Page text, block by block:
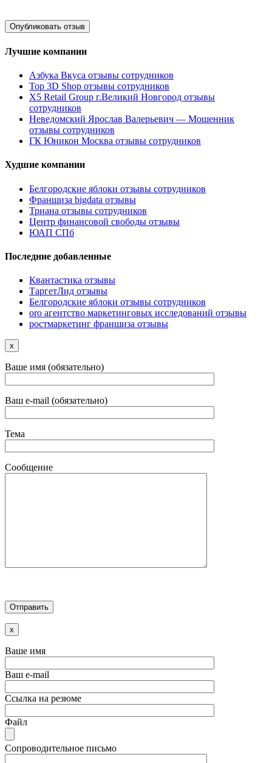
Лучшие компании
Азбука Вкуса отзывы сотрудников
Top 3D Shop отзывы сотрудников
X5 Retail Group г.Великий Новгород отзывы
сотрудников
Неведомский Ярослав Валерьевич — Мошенник
отзывы сотрудников
ГК Юникон Москва отзывы сотрудников
Худшие компании
Белгородские яблоки отзывы сотрудников
Франшиза bigdata отзывы
Триана отзывы сотрудников
Центр финансовой свободы отзывы
ЮАП СПб
Последние добавленные
Квантастика отзывы
ТаргетЛид отзывы
Белгородские яблоки отзывы сотрудников
oro агентство маркетинговых исследований отзывы
ростмаркетинг франшиза отзывы
x
Ваше имя (обязательно)
Ваш e-mail (обязательно)
Тема
Сообщение
x
Ваше имя
Ваш e-mail
Ссылка на резюме
Файл
Сопроводительное письмо